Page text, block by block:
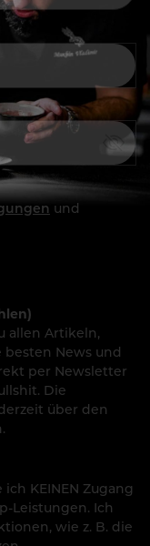
und
allen Artikeln,
besten News und
per Newsletter
Die
über den
KEINEN Zugang
Leistungen. Ich
wie z. B. die